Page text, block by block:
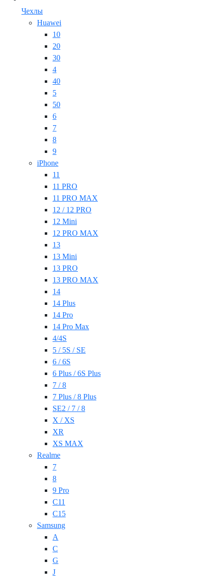
Чехлы
Huawei
10
20
30
4
40
5
50
6
7
8
9
iPhone
11
11 PRO
11 PRO MAX
12 / 12 PRO
12 Mini
12 PRO MAX
13
13 Mini
13 PRO
13 PRO MAX
14
14 Plus
14 Pro
14 Pro Max
4/4S
5 / 5S / SE
6 / 6S
6 Plus / 6S Plus
7 / 8
7 Plus / 8 Plus
SE2 / 7 / 8
X / XS
XR
XS MAX
Realme
7
8
9 Pro
C11
C15
Samsung
A
C
G
J